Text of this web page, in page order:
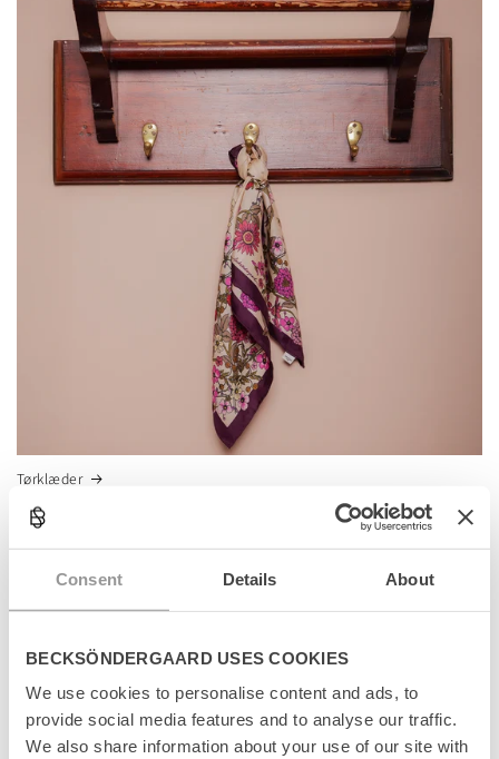
Consent Details About
BECKSÖNDERGAARD USES COOKIES
We use cookies to personalise content and ads, to
provide social media features and to analyse our traffic.
We also share information about your use of our site with
Tørklæder